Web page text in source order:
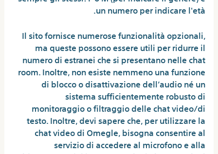
un numero per indicare l'età.
Il sito fornisce numerose funzionalità opzionali,
ma queste possono essere utili per ridurre il
numero di estranei che si presentano nelle chat
room. Inoltre, non esiste nemmeno una funzione
di blocco o disattivazione dell’audio né un
sistema sufficientemente robusto di
monitoraggio o filtraggio delle chat video/di
testo. Inoltre, devi sapere che, per utilizzare la
chat video di Omegle, bisogna consentire al
servizio di accedere al microfono e alla